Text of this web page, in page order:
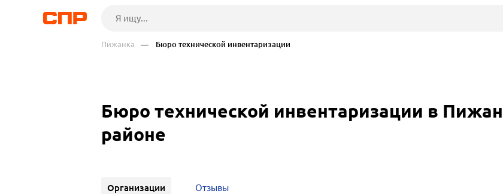
Пижанка — Бюро технической инвентаризации
Бюро технической инвентаризации в
районе
Организации Отзывы